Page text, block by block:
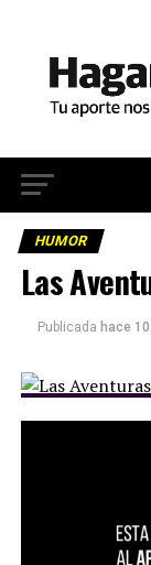
HUMOR
Las
Publicada hace